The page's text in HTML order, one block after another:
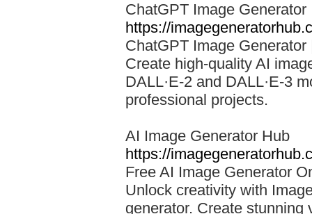
ChatGPT Image Generator
https://
ChatGPT Image
Create high-quality AI
DALL·E-2 and DALL·E-3
professional projects.
AI Image Generator Hub
https://
Free AI Image Generator
Unlock creativity with
generator. Create